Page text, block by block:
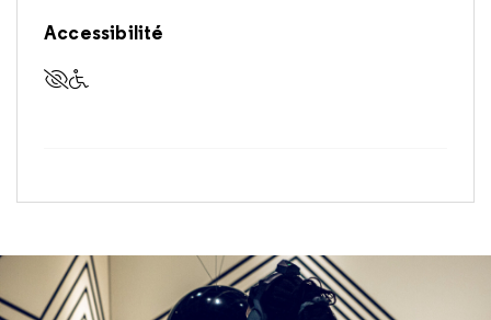
Accessibilité
Accessible aux visiteurs déficients visuels